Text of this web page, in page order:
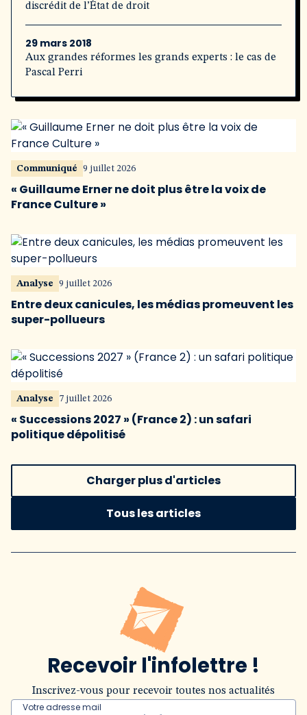
discrédit de l’État de droit
29 mars 2018
Aux grandes réformes les grands experts : le cas de
Pascal Perri
Communiqué 9 juillet 2026
« Guillaume Erner ne doit plus être la voix de
France Culture »
Analyse 9 juillet 2026
Entre deux canicules, les médias promeuvent les
super-pollueurs
Analyse 7 juillet 2026
« Successions 2027 » (France 2) : un safari
politique dépolitisé
Charger plus d'articles
Tous les articles
Recevoir l'infolettre !
Inscrivez-vous pour recevoir toutes nos actualités
Votre adresse mail